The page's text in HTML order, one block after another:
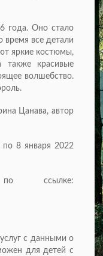
года. Оно стало
все детали
яркие костюмы,
также красивые
волшебство.
Цанава, автор
8 января 2022
ссылке:
с данными о
для детей с